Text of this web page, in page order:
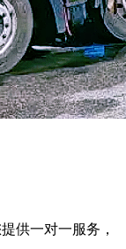
供一对一服务，